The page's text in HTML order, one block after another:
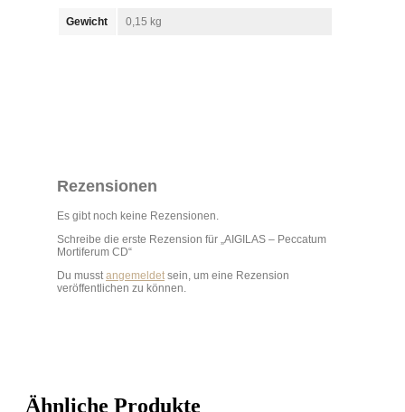
Gewicht 0,15 kg
Rezensionen
Es gibt noch keine Rezensionen.
Schreibe die erste Rezension für „AIGILAS – Peccatum
Mortiferum CD“
Du musstangemeldetsein, um eine Rezension
veröffentlichen zu können.
Ähnliche Produkte